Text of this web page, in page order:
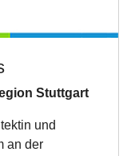
Stuttgart
und
an der